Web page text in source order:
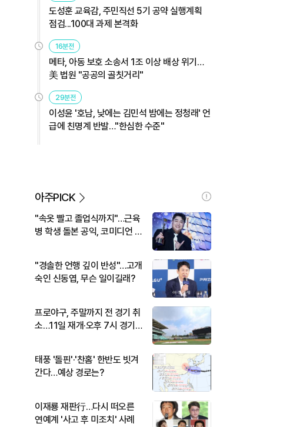
도성훈 교육감, 주민직선 5기 공약 실행계획
점검...100대 과제 본격화
16분전
메타, 아동 보호 소송서 1조 이상 배상 위기…
美 법원 "공공의 골칫거리"
29분전
이성윤 '호남, 낮에는 김민석 밤에는 정청래' 언
급에 친명계 반발…"한심한 수준"
아주PICK
"속옷 빨고 졸업식까지"…근육
병 학생 돌본 공익, 코미디언 김
"경솔한 언행 깊이 반성"…고개
숙인 신동엽, 무슨 일이길래?
프로야구, 주말까지 전 경기 취
소…11일 재개·오후 7시 경기
태풍 '돌핀'·'찬홈' 한반도 빗겨
간다…예상 경로는?
이재룡 재판行…다시 떠오른
연예계 '사고 후 미조치' 사례